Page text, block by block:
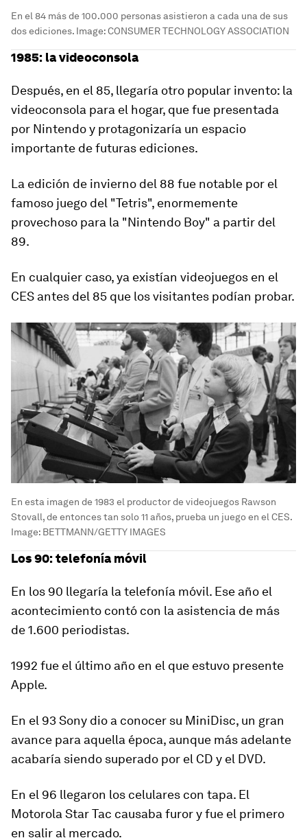
En el 84 más de 100.000 personas asistieron a cada una de sus
dos ediciones. Image:CONSUMER TECHNOLOGY ASSOCIATION
1985: la videoconsola
Después, en el 85, llegaría otro popular invento: la
videoconsola para el hogar, que fue presentada
por Nintendo y protagonizaría un espacio
importante de futuras ediciones.
La edición de invierno del 88 fue notable por el
famoso juego del "Tetris", enormemente
provechoso para la "Nintendo Boy" a partir del
89.
En cualquier caso, ya existían videojuegos en el
CES antes del 85 que los visitantes podían probar.
En esta imagen de 1983 el productor de videojuegos Rawson
Stovall, de entonces tan solo 11 años, prueba un juego en el CES.
Image: BETTMANN/GETTY IMAGES
Los 90: telefonía móvil
En los 90 llegaría la telefonía móvil. Ese año el
acontecimiento contó con la asistencia de más
de 1.600 periodistas.
1992 fue el último año en el que estuvo presente
Apple.
En el 93Sony dio a conocer su MiniDisc, un gran
avance para aquella época, aunque más adelante
acabaría siendo superado por el CD y el DVD.
En el 96 llegaron los celulares con tapa. El
Motorola Star Tac causaba furor y fue el primero
en salir al mercado.